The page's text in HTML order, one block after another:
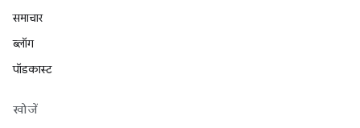
समाचार
ब्लॉग
पॉडकास्ट
खोजें